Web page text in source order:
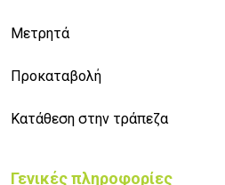
Μετρητά
Προκαταβολή
Κατάθεση στην τράπεζα
Γενικές πληροφορίες